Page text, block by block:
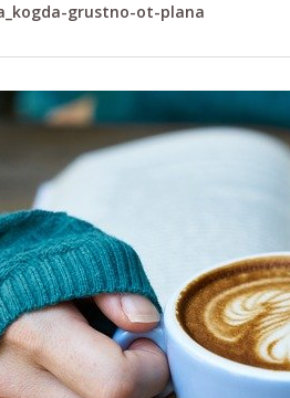
grustno-ot-plana